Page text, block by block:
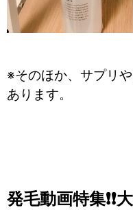
※そのほか、サプリ
あります。
発毛動画特集